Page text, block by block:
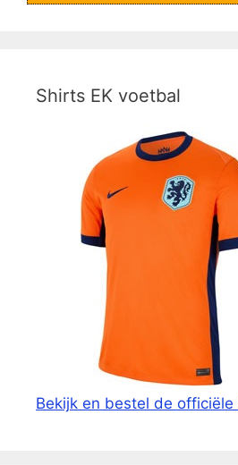
Shirts EK voetbal
Bekijk en bestel de